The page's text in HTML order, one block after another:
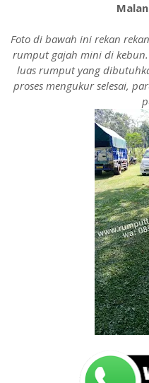
Foto di bawah ini rekan
rumput gajah mini di
luas rumput yang
proses mengukur selesai,